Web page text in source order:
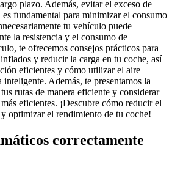
plazo. Además, evitar el exceso de
es fundamental para minimizar el consumo
tu vehículo puede
la resistencia y el consumo de
te ofrecemos consejos prácticos para
y reducir la carga en tu coche, así
eficientes y cómo utilizar el aire
Además, te presentamos la
rutas de manera eficiente y considerar
eficientes. ¡Descubre cómo reducir el
optimizar el rendimiento de tu coche!
correctamente